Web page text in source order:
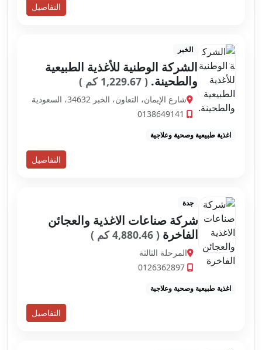
التفاصيل
الخبر
الشركة الوطنية للأغذية الطبيعية
والطحينة. ( 1,229.67 كم )
شارع الإيمان، التعاون، الخبر 34632، السعودية
0138649141
اغذية طبيعية وصحية وعلاجية
التفاصيل
جدة
شركة صناعات الاغذية والعجائن
الفاخرة ( 4,880.46 كم )
المرحلة الثالثة
0126362897
اغذية طبيعية وصحية وعلاجية
التفاصيل